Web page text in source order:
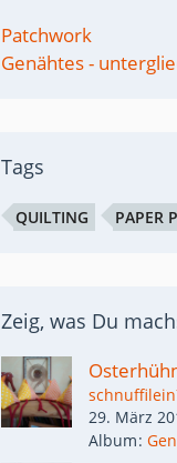
Patchwork
Genähtes -
Tags
QUILTING PAPER
Zeig, was Du
29. März
Album